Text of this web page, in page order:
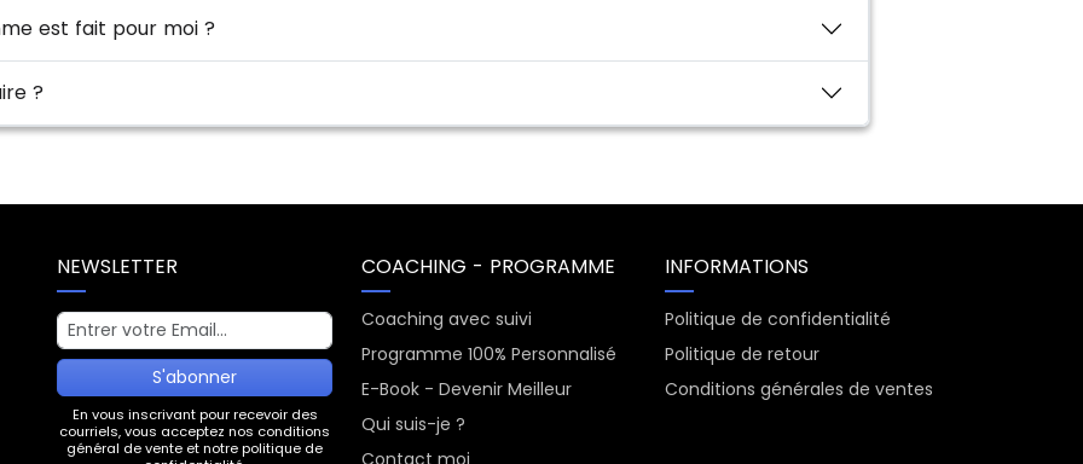
est fait pour moi ?
Y'a t-il un programme alimentaire ?
NEWSLETTER
S'abonner
En vous inscrivant pour recevoir des
courriels, vous acceptez nos conditions
général de vente et notre politique de
COACHING - PROGRAMME
Coaching avec suivi
Programme 100% Personnalisé
E-Book - Devenir Meilleur
Qui suis-je ?
Contact moi
INFORMATIONS
Politique de confidentialité
Politique de retour
Conditions générales de ventes